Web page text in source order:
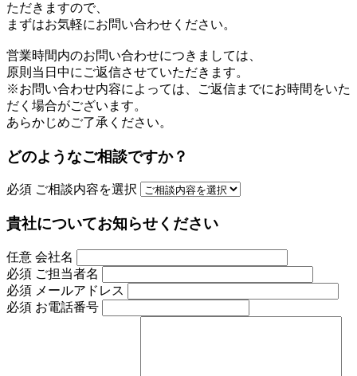
ただきますので、
まずはお気軽にお問い合わせください。
営業時間内のお問い合わせにつきましては、
原則当日中にご返信させていただきます。
※お問い合わせ内容によっては、ご返信までにお時間をいた
だく場合がございます。
あらかじめご了承ください。
どのようなご相談ですか？
必須 ご相談内容を選択
貴社についてお知らせください
任意 会社名
必須 ご担当者名
必須 メールアドレス
必須 お電話番号